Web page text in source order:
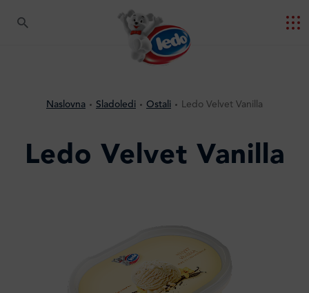
Naslovna Sladoledi Ostali Ledo Velvet Vanilla
Ledo Velvet Vanilla